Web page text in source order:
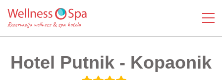
Hotel Putnik - Kopaonik